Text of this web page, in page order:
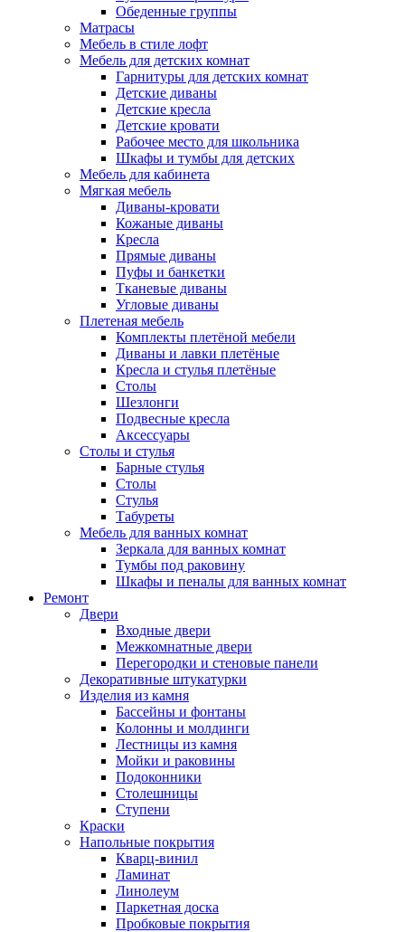
Обеденные группы
Матрасы
Мебель в стиле лофт
Мебель для детских комнат
Гарнитуры для детских комнат
Детские диваны
Детские кресла
Детские кровати
Рабочее место для школьника
Шкафы и тумбы для детских
Мебель для кабинета
Мягкая мебель
Диваны-кровати
Кожаные диваны
Кресла
Прямые диваны
Пуфы и банкетки
Тканевые диваны
Угловые диваны
Плетеная мебель
Комплекты плетёной мебели
Диваны и лавки плетёные
Кресла и стулья плетёные
Столы
Шезлонги
Подвесные кресла
Аксессуары
Столы и стулья
Барные стулья
Столы
Стулья
Табуреты
Мебель для ванных комнат
Зеркала для ванных комнат
Тумбы под раковину
Шкафы и пеналы для ванных комнат
Ремонт
Двери
Входные двери
Межкомнатные двери
Перегородки и стеновые панели
Декоративные штукатурки
Изделия из камня
Бассейны и фонтаны
Колонны и молдинги
Лестницы из камня
Мойки и раковины
Подоконники
Столешницы
Ступени
Краски
Напольные покрытия
Кварц-винил
Ламинат
Линолеум
Паркетная доска
Пробковые покрытия